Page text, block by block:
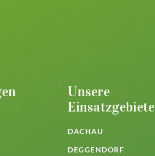
Unsere
Einsatzgebiete
DACHAU
DEGGENDORF